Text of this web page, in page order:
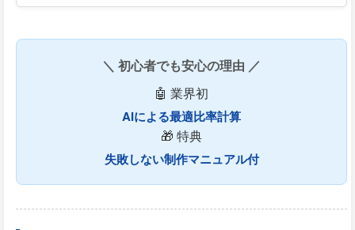
＼ 初心者でも安心の理由 ／
🤖 業界初
AIによる最適比率計算
🎁 特典
失敗しない制作マニュアル付